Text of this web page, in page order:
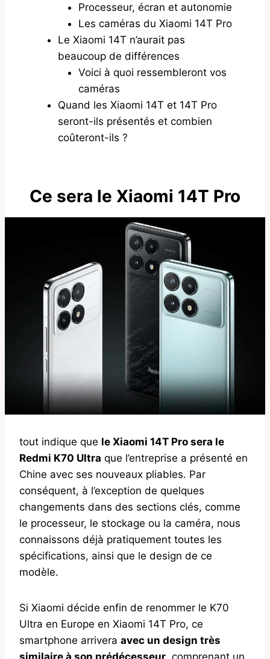
Processeur, écran et autonomie
Les caméras du Xiaomi 14T Pro
Le Xiaomi 14T n’aurait pas
beaucoup de différences
Voici à quoi ressembleront vos
caméras
Quand les Xiaomi 14T et 14T Pro
seront-ils présentés et combien
coûteront-ils ?
Ce sera le Xiaomi 14T Pro
tout indique que le Xiaomi 14T Pro sera le
Redmi K70 Ultra que l’entreprise a présenté en
Chine avec ses nouveaux pliables. Par
conséquent, à l’exception de quelques
changements dans des sections clés, comme
le processeur, le stockage ou la caméra, nous
connaissons déjà pratiquement toutes les
spécifications, ainsi que le design de ce
modèle.
Si Xiaomi décide enfin de renommer le K70
Ultra en Europe en Xiaomi 14T Pro, ce
smartphone arrivera avec un design très
similaire à son prédécesseur , comprenant un